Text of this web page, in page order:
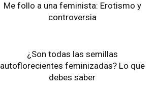
Me follo a una feminista: Erotismo y
controversia
¿Son todas las semillas
autoflorecientes feminizadas? Lo que
debes saber